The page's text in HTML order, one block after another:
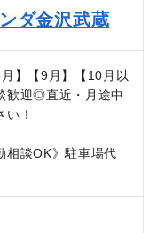
ダ金沢武蔵
】【9月】【10月以
歓迎◎直近・月途中
い！
相談OK》駐車場代